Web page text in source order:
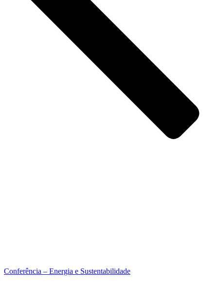
Conferência – Energia e Sustentabilidade